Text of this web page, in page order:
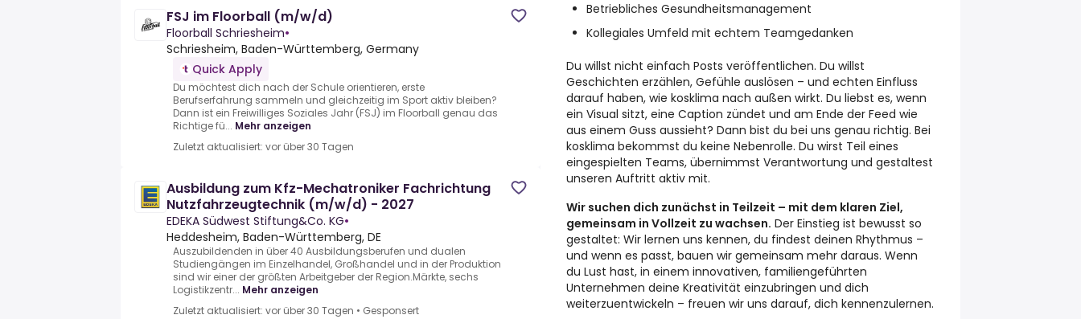
FSJ im Floorball (m/w/d)
Floorball Schriesheim•
Schriesheim, Baden-Württemberg, Germany
Quick Apply
Du möchtest dich nach der Schule orientieren, erste
Berufserfahrung sammeln und gleichzeitig im Sport aktiv bleiben?
Dann ist ein Freiwilliges Soziales Jahr (FSJ) im Floorball genau das
Richtige fü... Mehr anzeigen
Zuletzt aktualisiert: vor über 30 Tagen
Ausbildung zum Kfz-Mechatroniker Fachrichtung
Nutzfahrzeugtechnik (m/w/d) - 2027
EDEKA Südwest Stiftung&Co. KG•
Heddesheim, Baden-Württemberg, DE
Auszubildenden in über 40 Ausbildungsberufen und dualen
Studiengängen im Einzelhandel, Großhandel und in der Produktion
sind wir einer der größten Arbeitgeber der Region.Märkte, sechs
Logistikzentr... Mehr anzeigen
Zuletzt aktualisiert: vor über 30 Tagen • Gesponsert
Betriebliches Gesundheitsmanagement
Kollegiales Umfeld mit echtem Teamgedanken
Du willst nicht einfach Posts veröffentlichen. Du willst
Geschichten erzählen, Gefühle auslösen – und echten Einfluss
darauf haben, wie kosklima nach außen wirkt. Du liebst es, wenn
ein Visual sitzt, eine Caption zündet und am Ende der Feed wie
aus einem Guss aussieht? Dann bist du bei uns genau richtig. Bei
kosklima bekommst du keine Nebenrolle. Du wirst Teil eines
eingespielten Teams, übernimmst Verantwortung und gestaltest
unseren Auftritt aktiv mit.
Wir suchen dich zunächst in Teilzeit – mit dem klaren Ziel,
gemeinsam in Vollzeit zu wachsen. Der Einstieg ist bewusst so
gestaltet: Wir lernen uns kennen, du findest deinen Rhythmus –
und wenn es passt, bauen wir gemeinsam mehr daraus. Wenn
du Lust hast, in einem innovativen, familiengeführten
Unternehmen deine Kreativität einzubringen und dich
weiterzuentwickeln – freuen wir uns darauf, dich kennenzulernen.